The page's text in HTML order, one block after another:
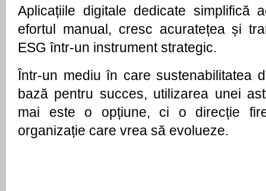
Aplicațiile digitale dedicate simplifică
efortul manual, cresc acuratețea și
ESG într-un instrument strategic.
Într-un mediu în care sustenabilitatea
bază pentru succes, utilizarea unei
mai este o opțiune, ci o direcție
organizație care vrea să evolueze.